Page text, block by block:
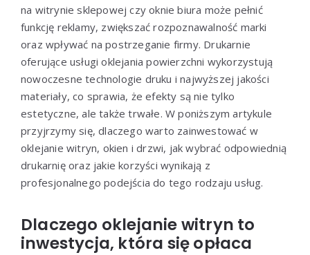
na witrynie sklepowej czy oknie biura może pełnić
funkcję reklamy, zwiększać rozpoznawalność marki
oraz wpływać na postrzeganie firmy. Drukarnie
oferujące usługi oklejania powierzchni wykorzystują
nowoczesne technologie druku i najwyższej jakości
materiały, co sprawia, że efekty są nie tylko
estetyczne, ale także trwałe. W poniższym artykule
przyjrzymy się, dlaczego warto zainwestować w
oklejanie witryn, okien i drzwi, jak wybrać odpowiednią
drukarnię oraz jakie korzyści wynikają z
profesjonalnego podejścia do tego rodzaju usług.
Dlaczego oklejanie witryn to
inwestycja, która się opłaca